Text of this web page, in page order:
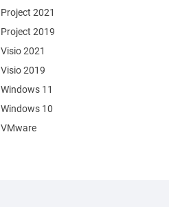
Project 2021
Project 2019
Visio 2021
Visio 2019
Windows 11
Windows 10
VMware